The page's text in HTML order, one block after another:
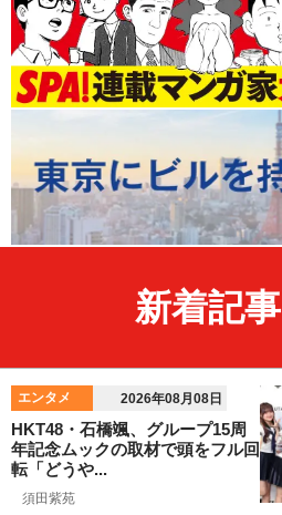
新着記事
エンタメ 2026年08月08日
HKT48・石橋颯、グループ15周
年記念ムックの取材で頭をフル回
転「どうや...
須田紫苑